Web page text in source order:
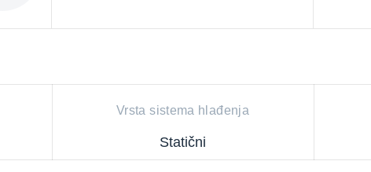
Vrsta sistema hlađenja
Statični